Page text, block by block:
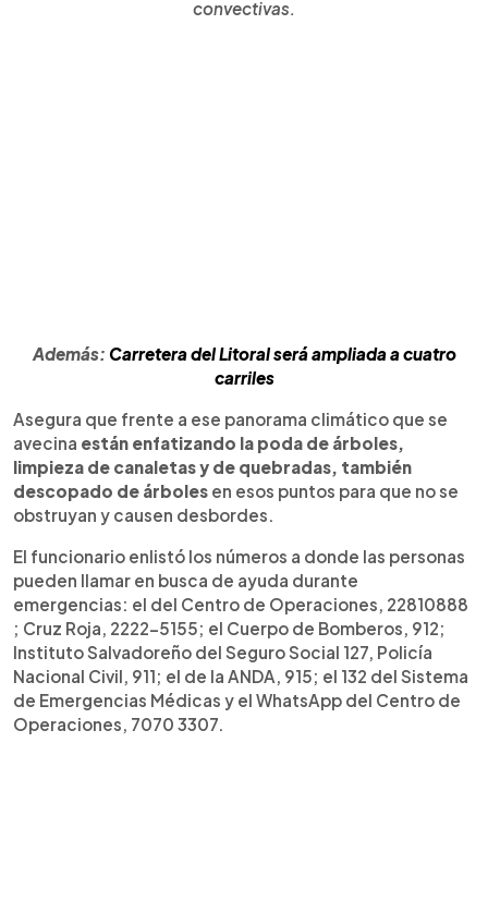
convectivas.
Además: Carretera del Litoral será ampliada a cuatro
carriles
Asegura que frente a ese panorama climático que se
avecina están enfatizando la poda de árboles,
limpieza de canaletas y de quebradas, también
descopado de árboles en esos puntos para que no se
obstruyan y causen desbordes.
El funcionario enlistó los números a donde las personas
pueden llamar en busca de ayuda durante
emergencias: el del Centro de Operaciones, 22810888
; Cruz Roja, 2222-5155; el Cuerpo de Bomberos, 912;
Instituto Salvadoreño del Seguro Social 127, Policía
Nacional Civil, 911; el de la ANDA, 915; el 132 del Sistema
de Emergencias Médicas y el WhatsApp del Centro de
Operaciones, 7070 3307.